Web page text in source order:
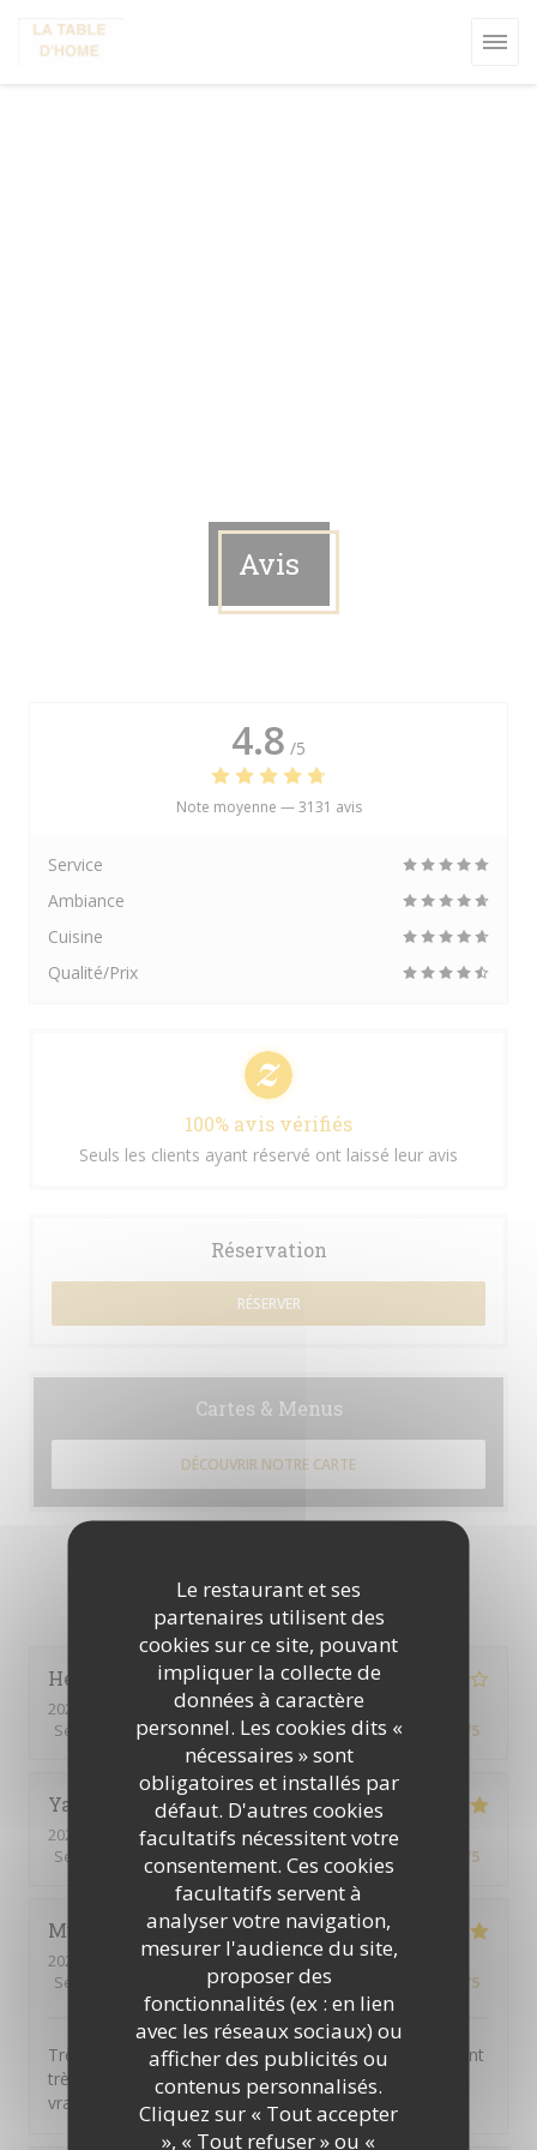
Le restaurant et ses
partenaires utilisent des
cookies sur ce site, pouvant
impliquer la collecte de
données à caractère
personnel. Les cookies dits «
nécessaires » sont
obligatoires et installés par
défaut. D'autres cookies
facultatifs nécessitent votre
consentement. Ces cookies
facultatifs servent à
analyser votre navigation,
mesurer l'audience du site,
proposer des
fonctionnalités (ex : en lien
avec les réseaux sociaux) ou
afficher des publicités ou
contenus personnalisés.
Cliquez sur « Tout accepter
», « Tout refuser » ou «
Avis
Les avis de nos clients
Henriques C
2026-07-30
- 12:00 - Couverts 8
Service
/5 Ambiance: 3 /5 Cuisine:4/5 Qualité / Prix /5
Yannick
2026-07-30
- 12:15 - Couverts 10
Service
Ambiance Cuisine Qualité / Prix /5
Muriel
2026-07-29
- 12:00 - Couverts 6
Service
Ambiance:5 /5 Cuisine:5 /5
Très bon rapport qualité / prix. Tous les convives étaient
très contents. Formule tout compris qui comprend
vraiment tout ! BARVO
4.8 /5
Note moyenne —3131 avis
Service
Ambiance
Cuisine
Qualité/Prix
100% avis vérifiés
Seuls les clients ayant réservé ont laissé leur avis
Réservation
RÉSERVER
Cartes & Menus
DÉCOUVRIR NOTRE CARTE